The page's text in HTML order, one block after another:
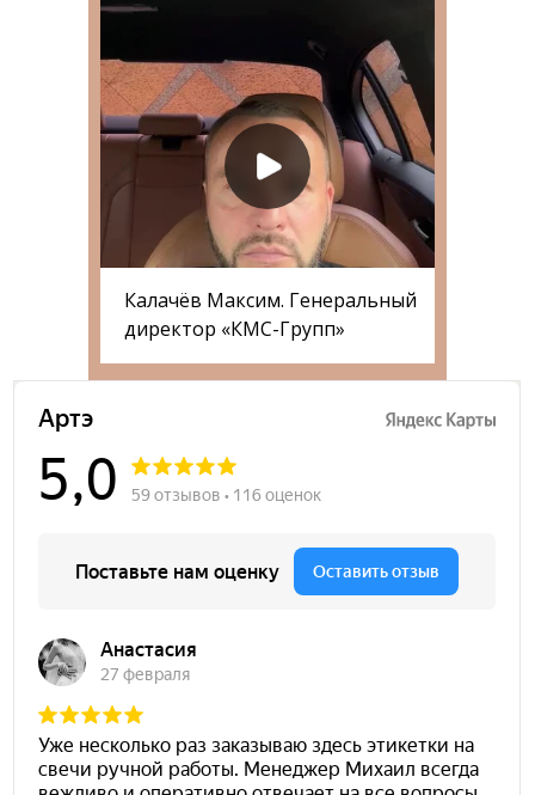
Калачёв Максим. Генеральный
директор «КМС-Групп»